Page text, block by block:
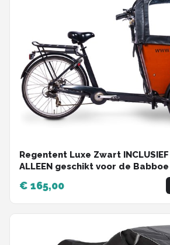
Regentent Luxe Zwart
ALLEEN geschikt voor de
€ 165,00